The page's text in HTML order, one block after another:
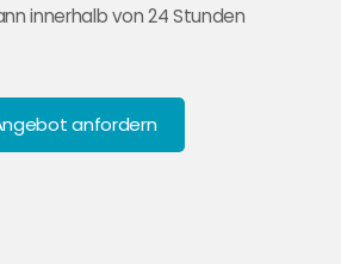
innerhalb von 24 Stunden
anfordern